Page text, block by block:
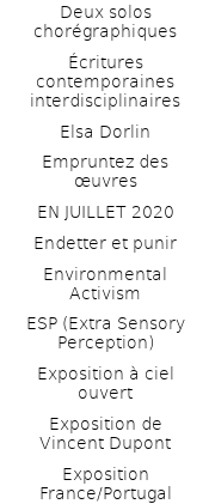
Deux solos
chorégraphiques
Écritures
contemporaines
interdisciplinaires
Elsa Dorlin
Empruntez des
œuvres
EN JUILLET 2020
Endetter et punir
Environmental
Activism
ESP (Extra Sensory
Perception)
Exposition à ciel
ouvert
Exposition de
Vincent Dupont
Exposition
France/Portugal